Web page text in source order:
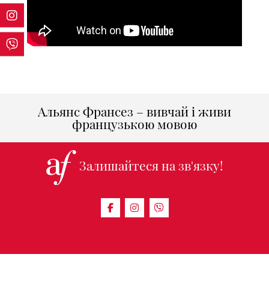
Альянс Франсез – вивчай і живи
французькою мовою
Залишайтеся на зв'язку!